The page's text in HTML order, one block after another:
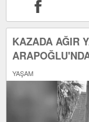
KAZADA AĞIR
YAŞAM